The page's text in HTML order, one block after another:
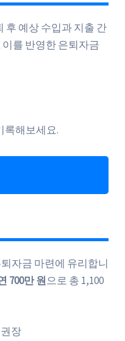
후 예상 수입과 지출 간
를 반영한 은퇴자금
록해보세요.
자금 마련에 유리합니
700만 원으로 총 1,100
장